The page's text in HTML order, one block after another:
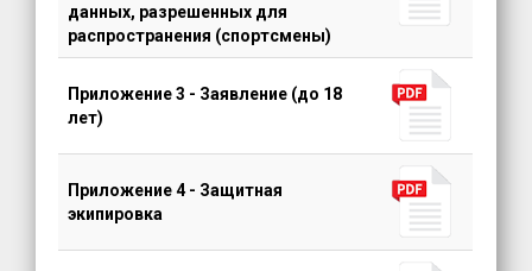
данных, разрешенных для
распространения (спортсмены)
Приложение 3 - Заявление (до 18
лет)
Приложение 4 - Защитная
экипировка